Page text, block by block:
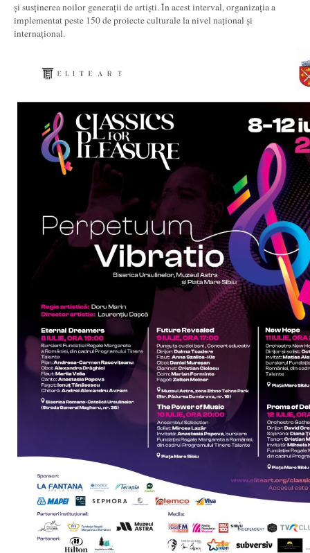
și susținerea noilor generații de artiști. În acest interval, organizația a
implementat peste 150 de proiecte culturale la nivel național și
internațional.